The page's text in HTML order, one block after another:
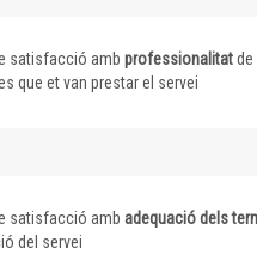
satisfacció amb professionalitatde
que et van prestar el servei
satisfacció amb adequació dels
del servei